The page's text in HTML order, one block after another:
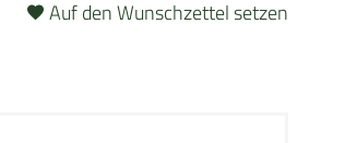
Auf den Wunschzettel setzen